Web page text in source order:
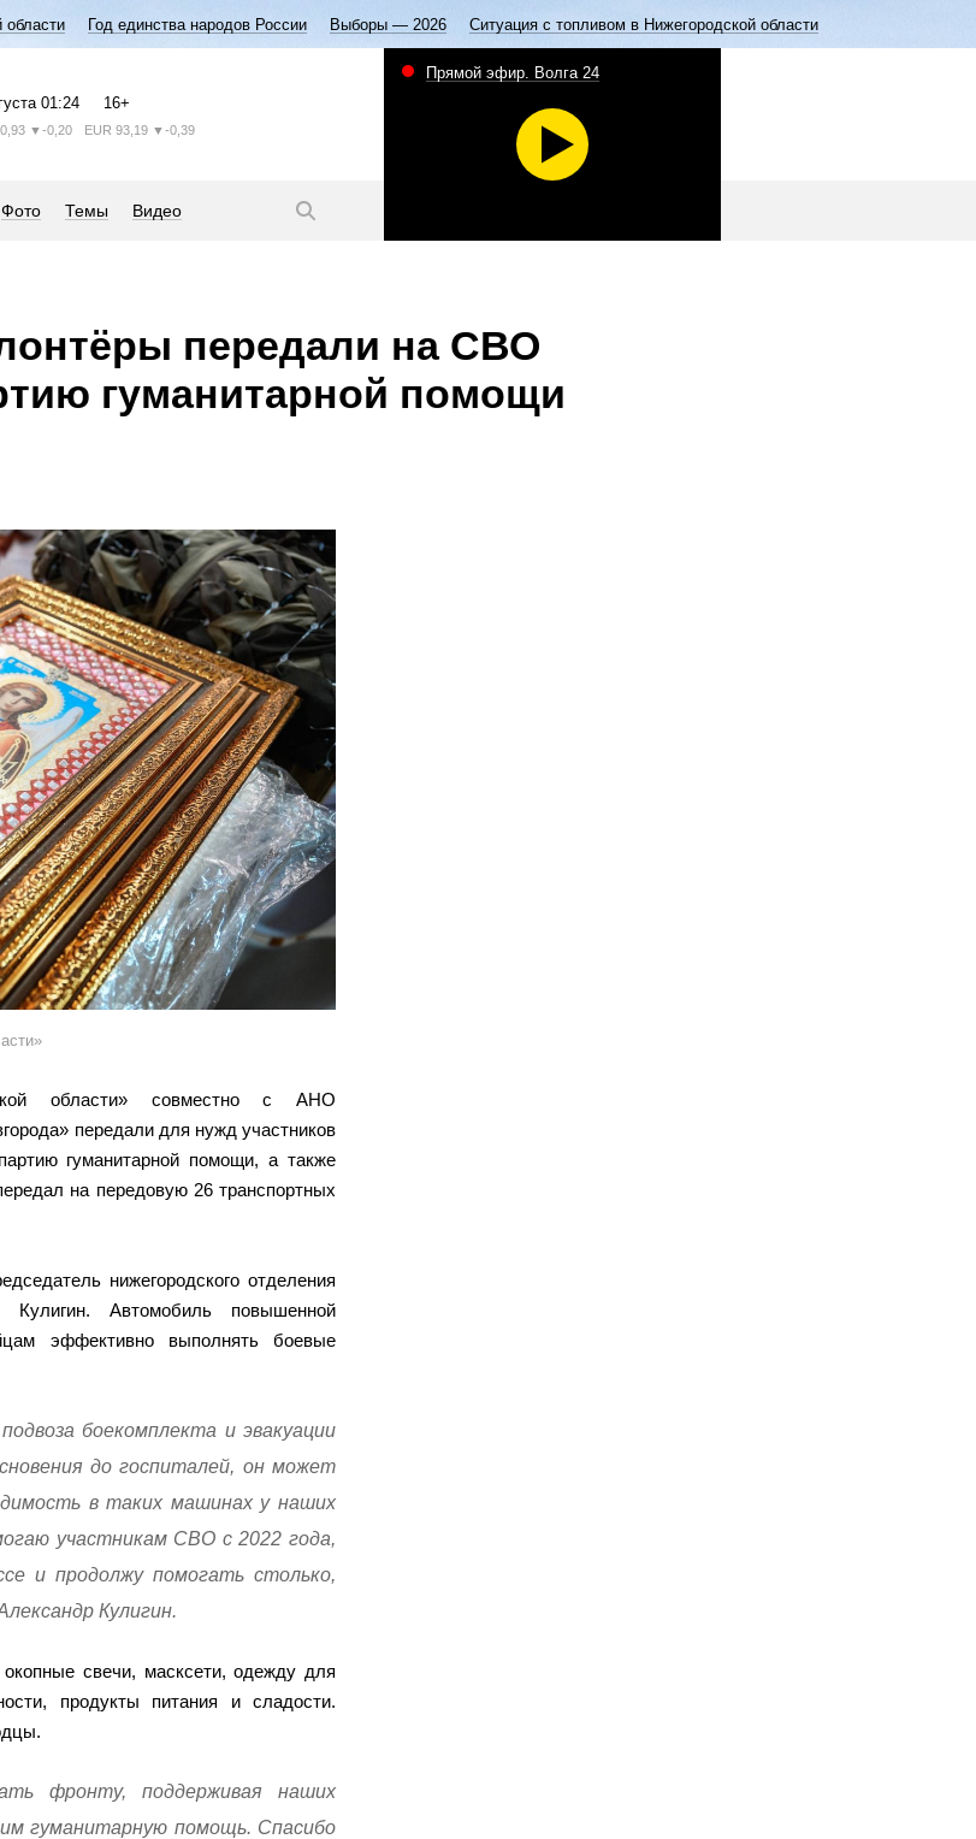
области Год единства народов России Выборы — 2026 Ситуация с топливом в Нижегородской области
01:24 16+
▼-0,20 EUR 93,19 ▼-0,39
Фото Темы Видео
Прямой эфир. Волга 24
передали на СВО
гуманитарной помощи
области» совместно с АНО
передали для нужд участников
гуманитарной помощи, а также
на передовую 26 транспортных
нижегородского отделения
Кулигин. Автомобиль повышенной
эффективно выполнять боевые
боекомплекта и эвакуации
до госпиталей, он может
в таких машинах у наших
участникам СВО с 2022 года,
и продолжу помогать столько,
Кулигин.
свечи, масксети, одежду для
продукты питания и сладости.
фронту, поддерживая наших
гуманитарную помощь. Спасибо